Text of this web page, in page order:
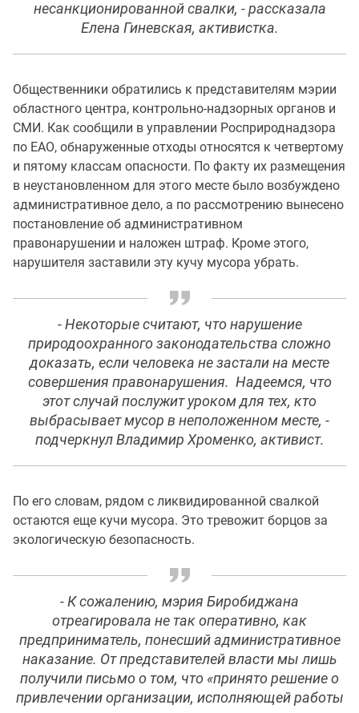
несанкционированной свалки, - рассказала
Елена Гиневская, активистка.
Общественники обратились к представителям мэрии
областного центра, контрольно-надзорных органов и
СМИ. Как сообщили в управлении Росприроднадзора
по ЕАО, обнаруженные отходы относятся к четвертому
и пятому классам опасности. По факту их размещения
в неустановленном для этого месте было возбуждено
административное дело, а по рассмотрению вынесено
постановление об административном
правонарушении и наложен штраф. Кроме этого,
нарушителя заставили эту кучу мусора убрать.
- Некоторые считают, что нарушение
природоохранного законодательства сложно
доказать, если человека не застали на месте
совершения правонарушения. Надеемся, что
этот случай послужит уроком для тех, кто
выбрасывает мусор в неположенном месте, -
подчеркнул Владимир Хроменко, активист.
По его словам, рядом с ликвидированной свалкой
остаются еще кучи мусора. Это тревожит борцов за
экологическую безопасность.
- К сожалению, мэрия Биробиджана
отреагировала не так оперативно, как
предприниматель, понесший административное
наказание. От представителей власти мы лишь
получили письмо о том, что «принято решение о
привлечении организации, исполняющей работы